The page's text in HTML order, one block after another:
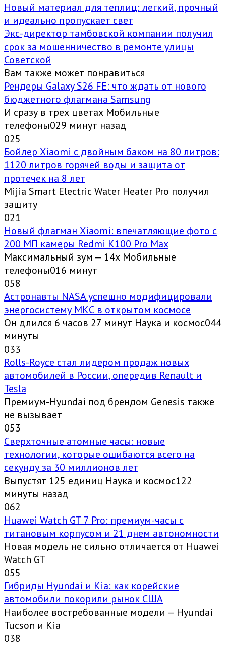
Новый материал для теплиц: легкий, прочный
и идеально пропускает свет
Экс-директор тамбовской компании получил
срок за мошенничество в ремонте улицы
Советской
Вам также может понравиться
Рендеры Galaxy S26 FE: что ждать от нового
бюджетного флагмана Samsung
И сразу в трех цветах Мобильные
телефоны029 минут назад
025
Бойлер Xiaomi с двойным баком на 80 литров:
1120 литров горячей воды и защита от
протечек на 8 лет
Mijia Smart Electric Water Heater Pro получил
защиту
021
Новый флагман Xiaomi: впечатляющие фото с
200 МП камеры Redmi K100 Pro Max
Максимальный зум — 14х Мобильные
телефоны016 минут
058
Астронавты NASA успешно модифицировали
энергосистему МКС в открытом космосе
Он длился 6 часов 27 минут Наука и космос044
минуты
033
Rolls-Royce стал лидером продаж новых
автомобилей в России, опередив Renault и
Tesla
Премиум-Hyundai под брендом Genesis также
не вызывает
053
Сверхточные атомные часы: новые
технологии, которые ошибаются всего на
секунду за 30 миллионов лет
Выпустят 125 единиц Наука и космос122
минуты назад
062
Huawei Watch GT 7 Pro: премиум-часы с
титановым корпусом и 21 днем автономности
Новая модель не сильно отличается от Huawei
Watch GT
055
Гибриды Hyundai и Kia: как корейские
автомобили покорили рынок США
Наиболее востребованные модели — Hyundai
Tucson и Kia
038